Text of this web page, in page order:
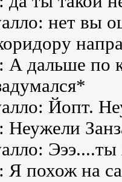
нет вы
А дальше по
Йопт.
Неужели
Эээ....ты
Я похож на